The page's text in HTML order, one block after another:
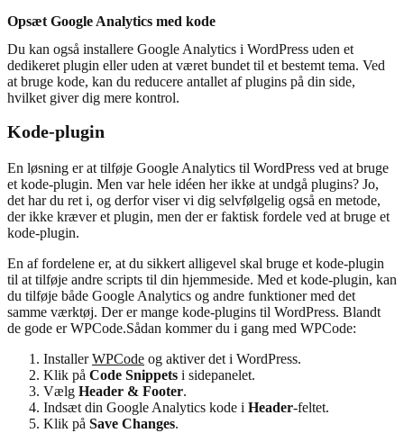
Opsæt Google Analytics med kode
Du kan også installere Google Analytics i WordPress uden et
dedikeret plugin eller uden at været bundet til et bestemt tema. Ved
at bruge kode, kan du reducere antallet af plugins på din side,
hvilket giver dig mere kontrol.
Kode-plugin
En løsning er at tilføje Google Analytics til WordPress ved at bruge
et kode-plugin. Men var hele idéen her ikke at undgå plugins? Jo,
det har du ret i, og derfor viser vi dig selvfølgelig også en metode,
der ikke kræver et plugin, men der er faktisk fordele ved at bruge et
kode-plugin.
En af fordelene er, at du sikkert alligevel skal bruge et kode-plugin
til at tilføje andre scripts til din hjemmeside. Med et kode-plugin, kan
du tilføje både Google Analytics og andre funktioner med det
samme værktøj. Der er mange kode-plugins til WordPress. Blandt
de gode er WPCode.Sådan kommer du i gang med WPCode:
InstallerWPCode og aktiver det i WordPress.
Klik på Code Snippets i sidepanelet.
Vælg Header & Footer.
Indsæt din Google Analytics kode i Header-feltet.
Klik på Save Changes.